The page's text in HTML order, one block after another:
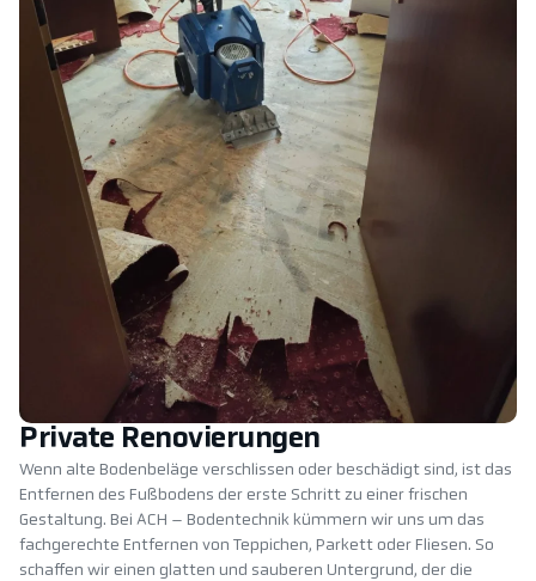
Private Renovierungen
Wenn alte Bodenbeläge verschlissen oder beschädigt sind, ist das
Entfernen des Fußbodens der erste Schritt zu einer frischen
Gestaltung. Bei ACH – Bodentechnik kümmern wir uns um das
fachgerechte Entfernen von Teppichen, Parkett oder Fliesen. So
schaffen wir einen glatten und sauberen Untergrund, der die